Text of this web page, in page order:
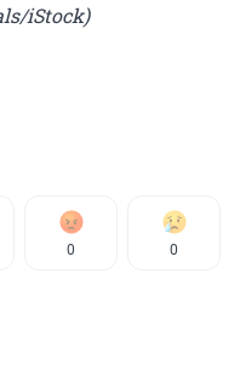
iStock)
0 0